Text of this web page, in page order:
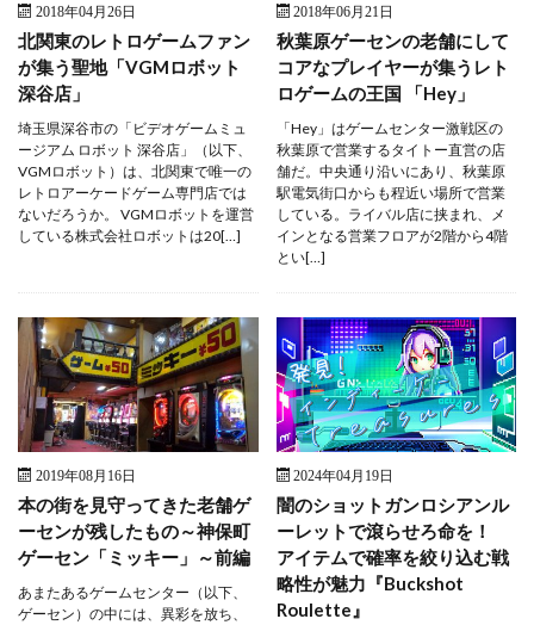
2018年04月26日
北関東のレトロゲームファン
が集う聖地「VGMロボット
深谷店」
埼玉県深谷市の「ビデオゲームミュ
ージアム ロボット 深谷店」（以下、
VGMロボット）は、北関東で唯一の
レトロアーケードゲーム専門店では
ないだろうか。 VGMロボットを運営
している株式会社ロボットは20[…]
2018年06月21日
秋葉原ゲーセンの老舗にして
コアなプレイヤーが集うレト
ロゲームの王国 「Hey」
「Hey」はゲームセンター激戦区の
秋葉原で営業するタイトー直営の店
舗だ。中央通り沿いにあり、秋葉原
駅電気街口からも程近い場所で営業
している。ライバル店に挟まれ、メ
インとなる営業フロアが2階から4階
とい[…]
2019年08月16日
本の街を見守ってきた老舗ゲ
ーセンが残したもの～神保町
ゲーセン「ミッキー」～前編
あまたあるゲームセンター（以下、
ゲーセン）の中には、異彩を放ち、
2024年04月19日
闇のショットガンロシアンル
ーレットで滾らせろ命を！
アイテムで確率を絞り込む戦
略性が魅力『Buckshot
Roulette』